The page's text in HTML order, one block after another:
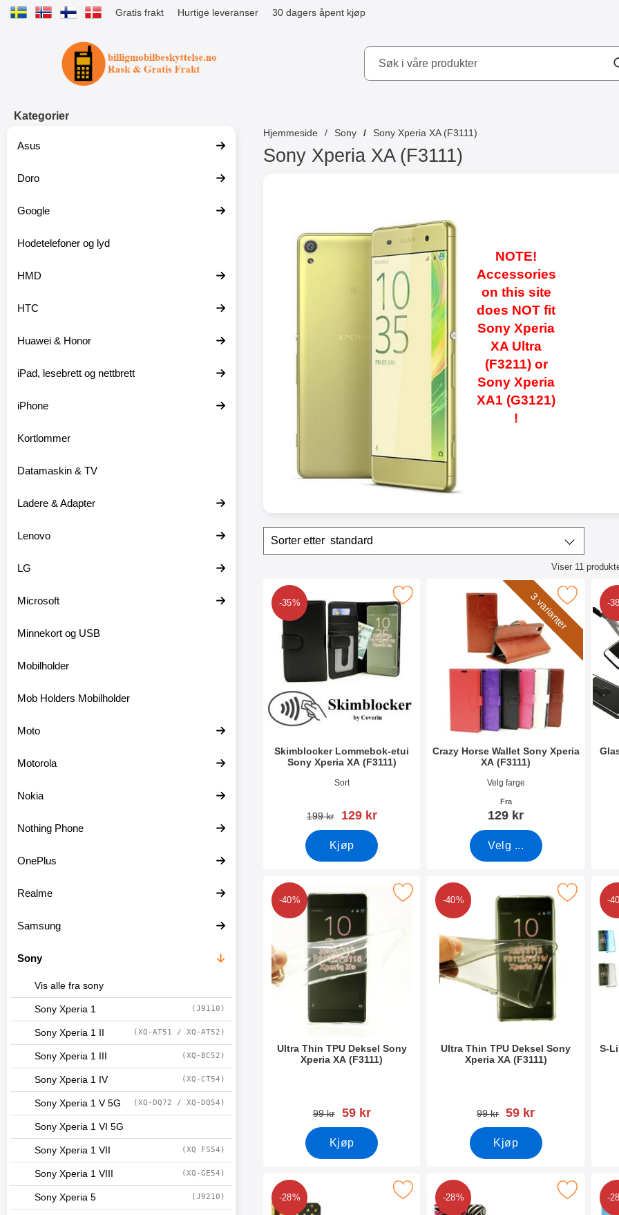
Gratis frakt Hurtige leveranser 30 dagers åpent kjøp
Startsiden for Tibro Billiga Mobilskydd AB
Kategorier
Asus
Doro
Google
Hodetelefoner og lyd
HMD
HTC
Huawei & Honor
iPad, lesebrett og nettbrett
iPhone
Kortlommer
Datamaskin & TV
Ladere & Adapter
Lenovo
LG
Microsoft
Minnekort og USB
Mobilholder
Mob Holders Mobilholder
Moto
Motorola
Nokia
Nothing Phone
OnePlus
Realme
Samsung
Sony
Vis alle fra sony
Sony Xperia 1 (J9110)
Sony Xperia 1 II (XQ-AT51 / XQ-AT52)
Sony Xperia 1 III (XQ-BC52)
Sony Xperia 1 IV (XQ-CT54)
Sony Xperia 1 V 5G (XQ-DQ72 / XQ-DQ54)
Sony Xperia 1 VI 5G
Sony Xperia 1 VII (XQ FS54)
Sony Xperia 1 VIII (XQ-GE54)
Sony Xperia 5 (J9210)
Hjemmeside Sony Sony Xperia XA (F3111)
Sony Xperia XA (F3111)
NOTE!
Accessories
on this site
does NOT fit
Sony Xperia
XA Ultra
(F3211) or
Sony Xperia
XA1 (G3121)
!
p
Filter/sorter
standard
Viser 11
produktliste
-35%
Skimblocker Lommebok-etui
Sony Xperia XA (F3111)
Varenummer 34606
Sort
gammel pris
199 kr ny pris
129 kr
Kjøp
Merk skimblocker Lommebok-etui Sony Xperia XA (F3111) som favoritt
3 varianter
Crazy Horse Wallet Sony Xperia
XA (F3111)
Varenummer 18394
Velg farge
Fra
129 kr
Velg ...
Merk crazy Horse Wallet Sony Xperia XA
-
Merk
-40%
Ultra Thin TPU Deksel Sony
Xperia XA (F3111)
gammel pris
99 kr ny pris
59 kr
Kjøp
Merk ultra Thin TPU Deksel Sony Xperia XA (F3111) som favoritt
-40%
Ultra Thin TPU Deksel Sony
Xperia XA (F3111)
gammel pris
99 kr ny pris
59 kr
Kjøp
Merk ultra Thin TPU Deksel Sony Xperia
-
S-
-28%
Merk designwallet Sony Xperia XA (F3111) som favoritt
-28%
Merk designwallet Sony Xperia XA
-
Merk